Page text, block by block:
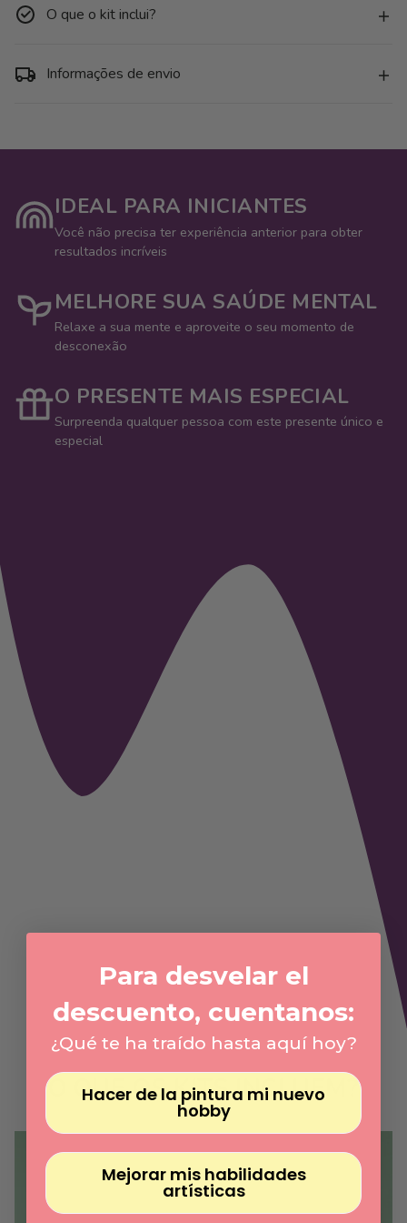
Telas Telas
-
O que o kit inclui?
Informações de envio
IDEAL PARA INICIANTES
Você não precisa ter experiência anterior para obter
resultados incríveis
MELHORE SUA SAÚDE MENTAL
Relaxe a sua mente e aproveite o seu momento de
desconexão
O PRESENTE MAIS ESPECIAL
Surpreenda qualquer pessoa com este presente único e
especial
O QUE OS KITS INCLUEM?
Para desvelar el
descuento, cuentanos:
¿Qué te ha traído hasta aquí hoy?
Hacer de la pintura mi nuevo
hobby
Mejorar mis habilidades
artísticas